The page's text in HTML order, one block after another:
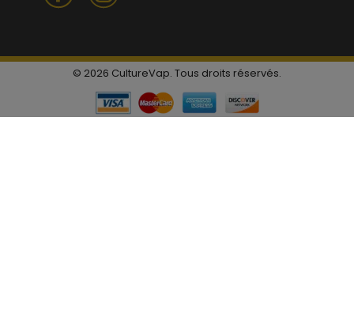
© 2026 CultureVap. Tous droits réservés.